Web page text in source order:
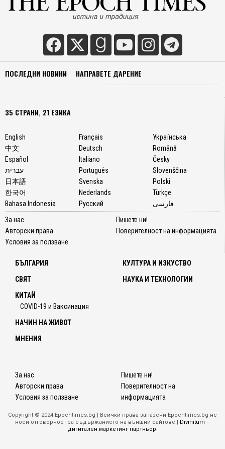
ПОСЛЕДНИ НОВИНИ НАПРАВЕТЕ ДАРЕНИЕ
35 СТРАНИ, 21 ЕЗИКА
English
中文
Español
עברית
日本語
한국어
Bahasa Indonesia
Français
Deutsch
Italiano
Português
Svenska
Nederlands
Русский
Українська
Română
Česky
Slovenščina
Polski
Türkçe
فارسی
За нас
Авторски права
Условия за ползване
Пишете ни!
Поверителност на информацията
БЪЛГАРИЯ
СВЯТ
КИТАЙ
COVID-19 и Ваксинация
КУЛТУРА И ИЗКУСТВО
НАУКА И ТЕХНОЛОГИИ
НАЧИН НА ЖИВОТ
МНЕНИЯ
За нас
Авторски права
Условия за ползване
Пишете ни!
Поверителност на
информацията
Copyright © 2024 Epochtimes.bg | Всички права запазени Epochtimes.bg не
носи отговорност за съдържанието на външни сайтове |
Divinitum –
дигитален маркетинг партньор.